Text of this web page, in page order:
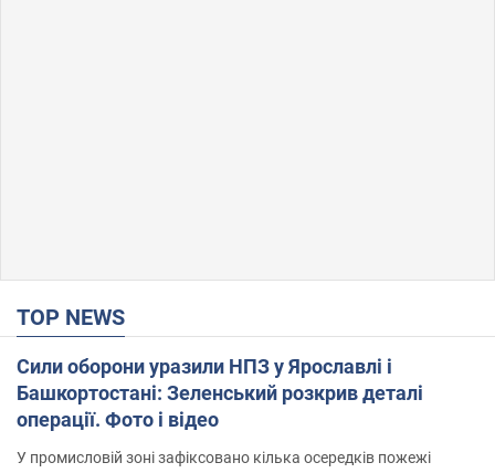
TOP NEWS
Сили оборони уразили НПЗ у Ярославлі і
Башкортостані: Зеленський розкрив деталі
операції. Фото і відео
У промисловій зоні зафіксовано кілька осередків пожежі